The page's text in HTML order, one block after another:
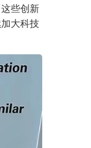
些创新
大科技